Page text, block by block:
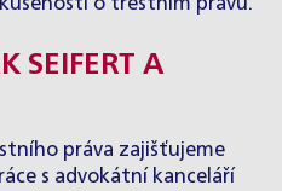
o trestním právu.
SEIFERT A
práva zajišťujeme
s advokátní kanceláří